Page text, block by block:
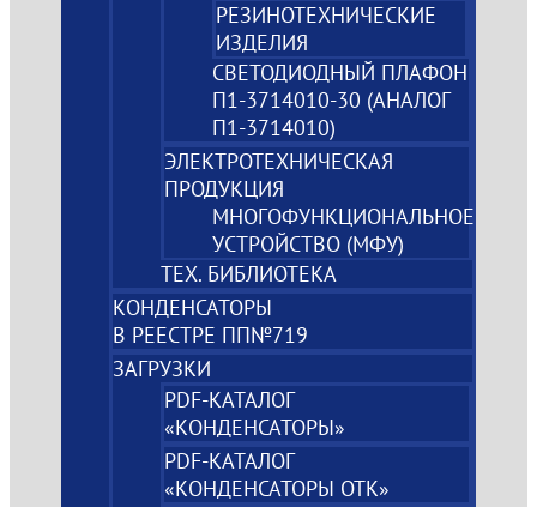
РЕЗИНОТЕХНИЧЕСКИЕ
ИЗДЕЛИЯ
СВЕТОДИОДНЫЙ ПЛАФОН
П1-3714010-30 (АНАЛОГ
П1-3714010)
ЭЛЕКТРОТЕХНИЧЕСКАЯ
ПРОДУКЦИЯ
МНОГОФУНКЦИОНАЛЬНОЕ
УСТРОЙСТВО (МФУ)
ТЕХ. БИБЛИОТЕКА
КОНДЕНСАТОРЫ
В РЕЕСТРЕ ПП№719
ЗАГРУЗКИ
PDF-КАТАЛОГ
«КОНДЕНСАТОРЫ»
PDF-КАТАЛОГ
«КОНДЕНСАТОРЫ ОТК»